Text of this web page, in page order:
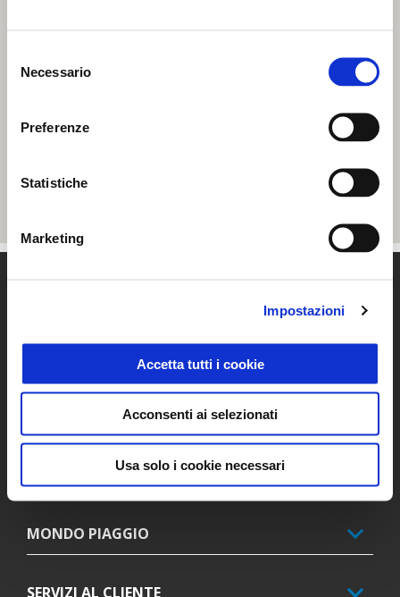
delNecessario
Preferenze
Statistiche
Marketing
Impostazioni
Accetta tutti i cookie
Acconsenti ai selezionati
Usa solo i cookie necessari
MONDO PIAGGIO
SERVIZI AL CLIENTE